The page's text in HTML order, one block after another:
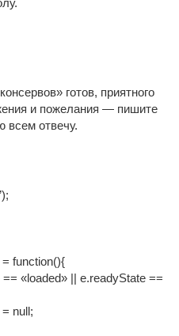
готов, приятного
и пожелания — пишите
всем отвечу.
function(){
«loaded» || e.readyState ==
null;